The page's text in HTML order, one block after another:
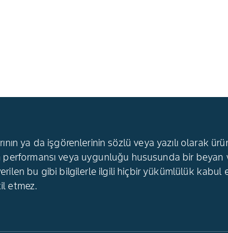
ya da işgörenlerinin sözlü veya yazılı olarak
veya uygunluğu hususunda bir beyan
bu gibi bilgilerle ilgili hiçbir yükümlülük kabul
etmez.